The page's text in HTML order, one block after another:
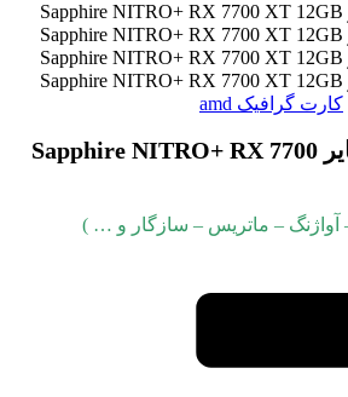
کارت گرافیک amd
کارت گرافیک سافایر Sapphire NITRO+ RX 7700
آواژنگ – ماتریس – سازگار و … )